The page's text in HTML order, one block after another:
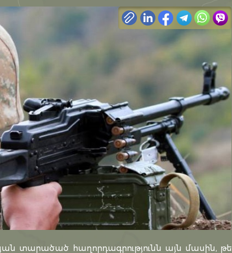
տարածած հաղորդագրությունն այն մասին, թե